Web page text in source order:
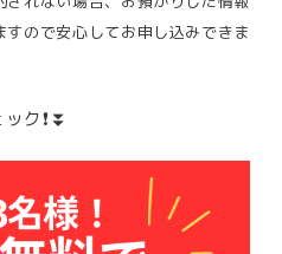
ので安心してお申し込みできま
ク❗️⏬